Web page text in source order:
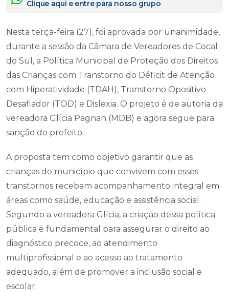
Clique aqui e entre para nosso grupo
Nesta terça-feira (27), foi aprovada por unanimidade,
durante a sessão da Câmara de Vereadores de Cocal
do Sul, a Política Municipal de Proteção dos Direitos
das Crianças com Transtorno do Déficit de Atenção
com Hiperatividade (TDAH), Transtorno Opositivo
Desafiador (TOD) e Dislexia. O projeto é de autoria da
vereadora Glícia Pagnan (MDB) e agora segue para
sanção do prefeito.
A proposta tem como objetivo garantir que as
crianças do município que convivem com esses
transtornos recebam acompanhamento integral em
áreas como saúde, educação e assistência social.
Segundo a vereadora Glícia, a criação dessa política
pública é fundamental para assegurar o direito ao
diagnóstico precoce, ao atendimento
multiprofissional e ao acesso ao tratamento
adequado, além de promover a inclusão social e
escolar.